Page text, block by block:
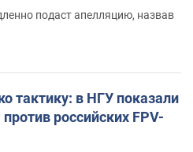
подаст апелляцию, назвав
тактику: в НГУ показали
российских FPV-